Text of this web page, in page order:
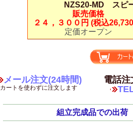
NZS20-MD スピ
販売価格
２４，３００円 (税込
定価オープン
メール注文(24時間)
カートを使わずに注文します
電話
組立完成品での出荷